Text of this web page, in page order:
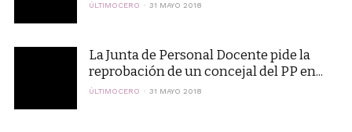
ÚLTIMOCERO 31 MAYO 2018
La Junta de Personal Docente pide la
reprobación de un concejal del PP en...
ÚLTIMOCERO 31 MAYO 2018